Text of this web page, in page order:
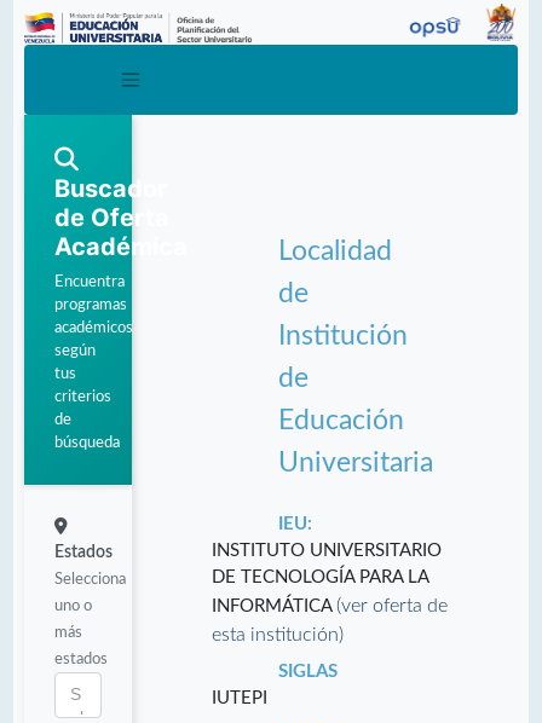
Buscador
de Oferta
Académica
Encuentra
programas
académicos
según
tus
criterios
de
búsqueda
Estados
Selecciona
uno o
más
estados
Localidad
de
Institución
de
Educación
Universitaria
IEU:
INSTITUTO UNIVERSITARIO
DE TECNOLOGÍA PARA LA
INFORMÁTICA (ver oferta de
esta institución)
SIGLAS
IUTEPI